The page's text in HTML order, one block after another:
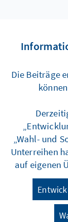
Die Beiträge
„Wahl- und
Unterreihen
auf eigenen